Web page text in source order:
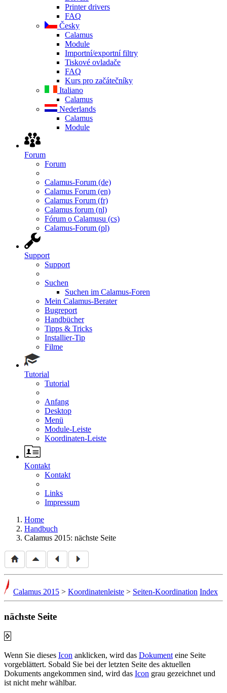
Printer drivers
FAQ
Česky
Calamus
Module
Importní/exportní filtry
Tiskové ovladače
FAQ
Kurs pro začátečníky
Italiano
Calamus
Nederlands
Calamus
Module
Forum
Forum
Calamus-Forum (de)
Calamus Forum (en)
Calamus Forum (fr)
Calamus forum (nl)
Fórum o Calamusu (cs)
Calamus-Forum (pl)
Support
Support
Suchen
Suchen im Calamus-Foren
Mein Calamus-Berater
Bugreport
Handbücher
Tipps & Tricks
Installier-Tip
Filme
Tutorial
Tutorial
Anfang
Desktop
Menü
Module-Leiste
Koordinaten-Leiste
Kontakt
Kontakt
Links
Impressum
Home
Handbuch
Calamus 2015: nächste Seite
Calamus 2015 > Koordinatenleiste > Seiten-Koordination Index
nächste Seite
Wenn Sie dieses Icon anklicken, wird das Dokumenteine Seite
vorgeblättert. Sobald Sie bei der letzten Seite des aktuellen
Dokuments angekommen sind, wird das Icon grau gezeichnet und
ist nicht mehr wählbar.